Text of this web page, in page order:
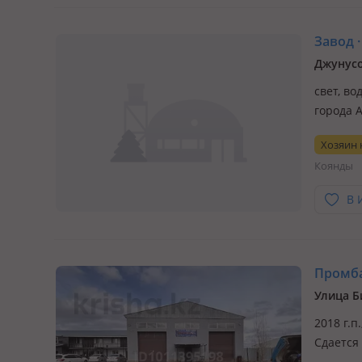
Завод
свет,
города
первая
Хозяин
Коянды
В
Улица
2018